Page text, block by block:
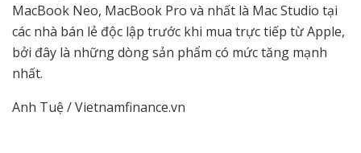
MacBook Neo, MacBook Pro và nhất là Mac Studio tại
các nhà bán lẻ độc lập trước khi mua trực tiếp từ Apple,
bởi đây là những dòng sản phẩm có mức tăng mạnh
nhất.
Anh Tuệ / Vietnamfinance.vn